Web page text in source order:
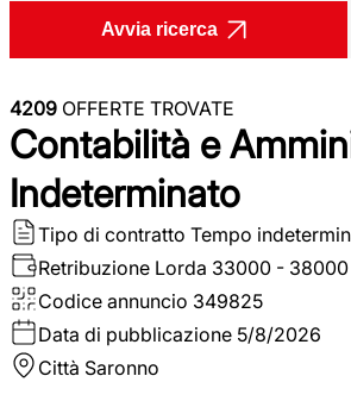
Avvia ricerca
4209 OFFERTE TROVATE
Contabilità e
Indeterminato
Tipo di contratto Tempo
Retribuzione Lorda 33000 - 38000
Codice annuncio 349825
Data di pubblicazione 5/8/2026
Città Saronno